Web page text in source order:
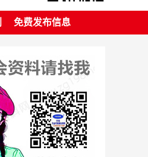
免费发布信息